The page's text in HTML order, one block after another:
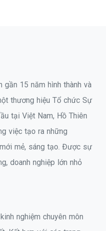
gần 15 năm hình thành và
thương hiệu Tổ chức Sự
tại Việt Nam, Hồ Thiên
việc tạo ra những
mẻ, sáng tạo. Được sự
doanh nghiệp lớn nhỏ
nghiệm chuyên môn